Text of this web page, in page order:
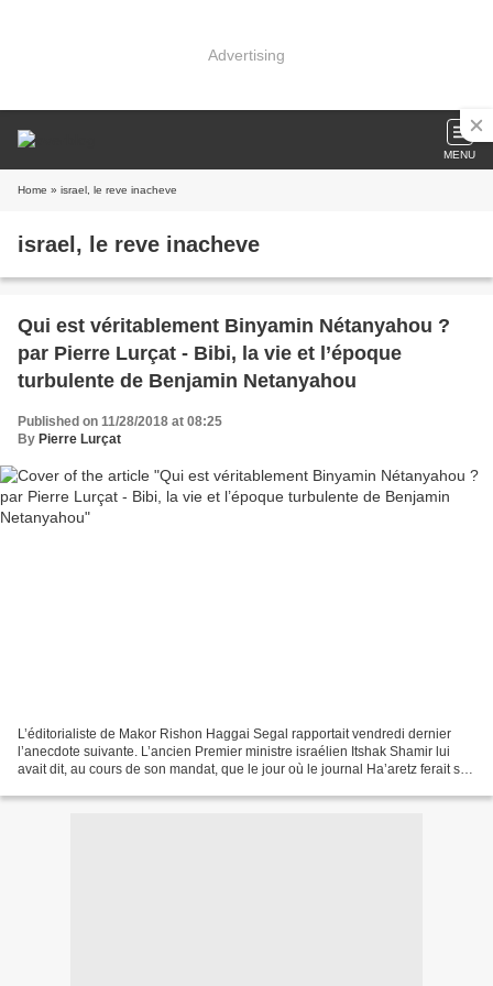
Advertising
MENU
Home » israel, le reve inacheve
israel, le reve inacheve
Qui est véritablement Binyamin Nétanyahou ?
par Pierre Lurçat - Bibi, la vie et l’époque
turbulente de Benjamin Netanyahou
Published on 11/28/2018 at 08:25
By Pierre Lurçat
L’éditorialiste de Makor Rishon Haggai Segal rapportait vendredi dernier
l’anecdote suivante. L’ancien Premier ministre israélien Itshak Shamir lui
avait dit, au cours de son mandat, que le jour où le journal Ha’aretz ferait son